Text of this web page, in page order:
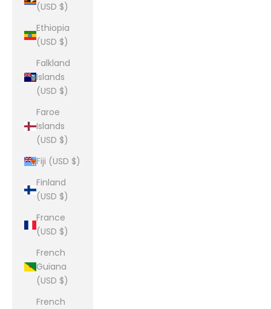
(USD $)
Ethiopia
(USD $)
Falkland
Islands
(USD $)
Faroe
Islands
(USD $)
Fiji (USD $)
Finland
(USD $)
France
(USD $)
French
Guiana
(USD $)
French